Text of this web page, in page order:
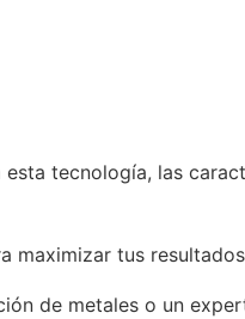
tecnología, las
maximizar tus
de metales o un